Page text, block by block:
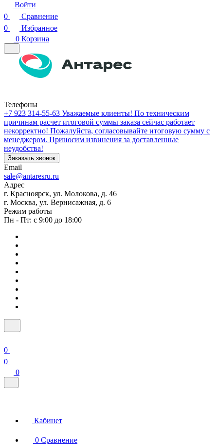
Войти
0
Сравнение
0
Избранное
0 Корзина
Телефоны
+7 923 314-55-63 Уважаемые клиенты! По техническим
причинам расчет итоговой суммы заказа сейчас работает
некорректно! Пожалуйста, согласовывайте итоговую сумму с
менеджером. Приносим извинения за доставленные
неудобства!
Заказать звонок
Email
sale@antaresru.ru
Адрес
г. Красноярск, ул. Молокова, д. 46
г. Москва, ул. Вернисажная, д. 6
Режим работы
Пн - Пт: с 9:00 до 18:00
0
0
0
Кабинет
0 Сравнение